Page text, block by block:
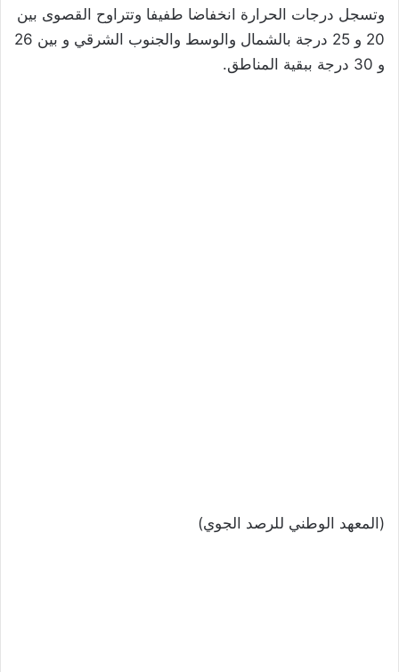
وتسجل درجات الحرارة انخفاضا طفيفا وتتراوح القصوى بين
20 و 25 درجة بالشمال والوسط والجنوب الشرقي و بين 26
و 30 درجة ببقية المناطق.
(المعهد الوطني للرصد الجوي)